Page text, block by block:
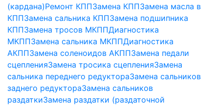
(кардана)Ремонт КППЗамена КППЗамена масла в
КППЗамена сальника КППЗамена подшипника
КППЗамена тросов МКППДиагностика
МКППЗамена сальника МКППДиагностика
АКППЗамена соленоидов АКППЗамена педали
сцепленияЗамена тросика сцепленияЗамена
сальника переднего редуктораЗамена сальников
заднего редуктораЗамена сальников
раздаткиЗамена раздатки (раздаточной